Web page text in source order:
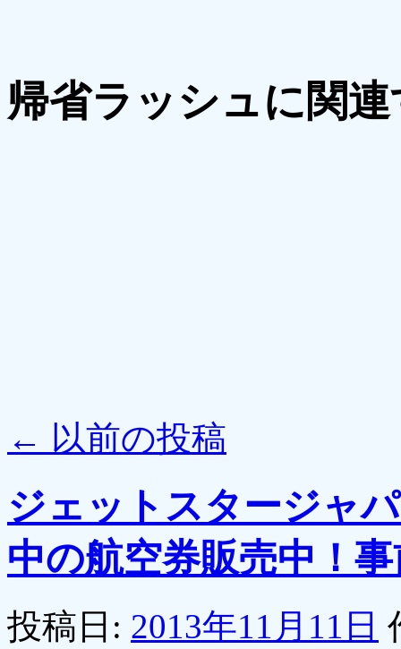
帰省ラッシュに関
← 以前の投稿
ジェットスタージャ
中の航空券販売中！
投稿日: 2013年11月11日